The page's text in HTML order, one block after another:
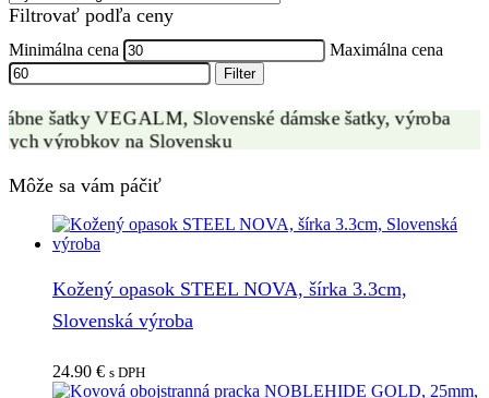
Filtrovať podľa ceny
Minimálna cena Maximálna cena
Filter
ZÁKAZKOVÁ VÝROBA
Môže sa vám páčiť
Kožený opasok STEEL NOVA, šírka 3.3cm,
Slovenská výroba
24.90 € s DPH